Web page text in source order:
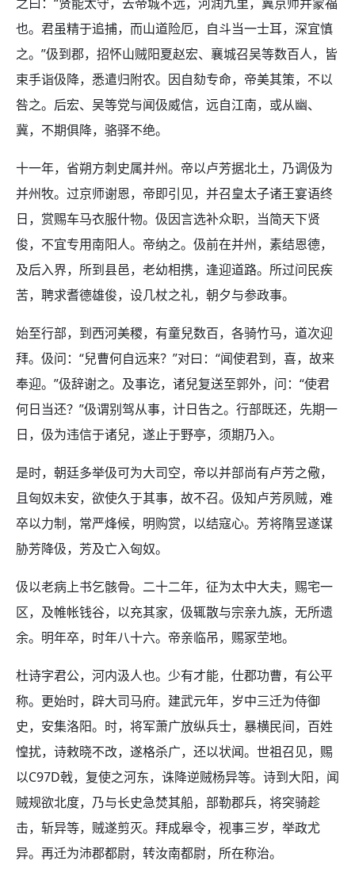
也。君虽精于追捕，而山道险厄，自斗当一士耳，深宜慎
之。”伋到郡，招怀山贼阳夏赵宏、襄城召吴等数百人，皆
束手诣伋降，悉遣归附农。因自劾专命，帝美其策，不以
咎之。后宏、吴等党与闻伋威信，远自江南，或从幽、
冀，不期俱降，骆驿不绝。
十一年，省朔方刺史属并州。帝以卢芳据北土，乃调伋为
并州牧。过京师谢恩，帝即引见，并召皇太子诸王宴语终
日，赏赐车马衣服什物。伋因言选补众职，当简天下贤
俊，不宜专用南阳人。帝纳之。伋前在并州，素结恩德，
及后入界，所到县邑，老幼相携，逢迎道路。所过问民疾
苦，聘求耆德雄俊，设几杖之礼，朝夕与参政事。
始至行部，到西河美稷，有童兒数百，各骑竹马，道次迎
拜。伋问：“兒曹何自远来？”对曰：“闻使君到，喜，故来
奉迎。”伋辞谢之。及事讫，诸兒复送至郭外，问：“使君
何日当还？”伋谓别驾从事，计日告之。行部既还，先期一
日，伋为违信于诸兒，遂止于野亭，须期乃入。
是时，朝廷多举伋可为大司空，帝以并部尚有卢芳之儆，
且匈奴未安，欲使久于其事，故不召。伋知卢芳夙贼，难
卒以力制，常严烽候，明购赏，以结寇心。芳将隋昱遂谋
胁芳降伋，芳及亡入匈奴。
伋以老病上书乞骸骨。二十二年，征为太中大夫，赐宅一
区，及帷帐钱谷，以充其家，伋辄散与宗亲九族，无所遗
余。明年卒，时年八十六。帝亲临吊，赐冢茔地。
杜诗字君公，河内汲人也。少有才能，仕郡功曹，有公平
称。更始时，辟大司马府。建武元年，岁中三迁为侍御
史，安集洛阳。时，将军萧广放纵兵士，暴横民间，百姓
惶扰，诗敕晓不改，遂格杀广，还以状闻。世祖召见，赐
以C97D戟，复使之河东，诛降逆贼杨异等。诗到大阳，闻
贼规欲北度，乃与长史急焚其船，部勒郡兵，将突骑趁
击，斩异等，贼遂剪灭。拜成皋令，视事三岁，举政尤
异。再迁为沛郡都尉，转汝南都尉，所在称治。